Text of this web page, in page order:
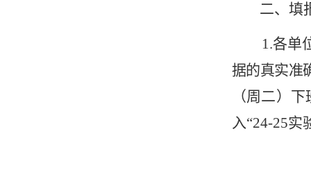
二、填
1.各单
据的真实准
（周二）
入“24-25实